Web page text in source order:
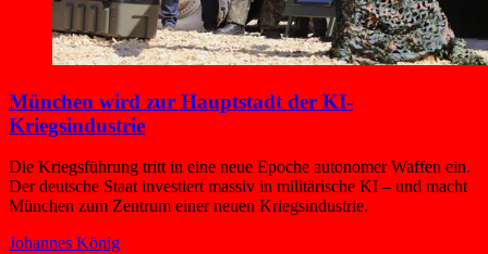
München wird zur Hauptstadt der KI-
Kriegsindustrie
Die Kriegsführung tritt in eine neue Epoche autonomer Waffen ein.
Der deutsche Staat investiert massiv in militärische KI – und macht
München zum Zentrum einer neuen Kriegsindustrie.
Johannes König